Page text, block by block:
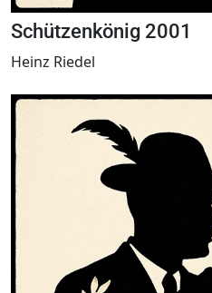
Schützenkönig 2001
Heinz Riedel